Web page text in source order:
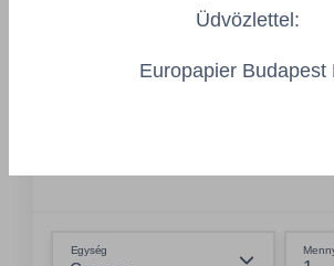
VPF/21002436/PAK
- 21002436
Egység
Üdvözlettel:
Europapier Budapest